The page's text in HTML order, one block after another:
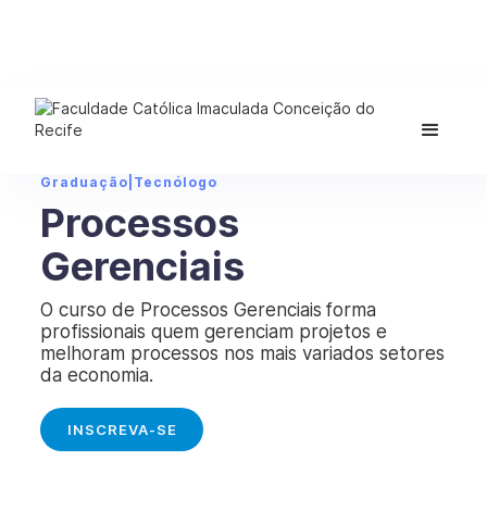
Graduação Tecnólogo
Processos
Gerenciais
O curso de Processos Gerenciais forma
profissionais quem gerenciam projetos e
melhoram processos nos mais variados setores
da economia.
INSCREVA-SE